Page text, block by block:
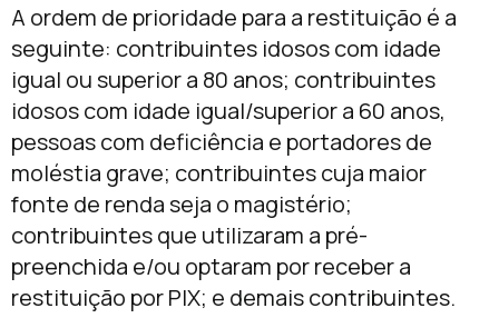
A ordem de prioridade para a restituição é a
seguinte: contribuintes idosos com idade
igual ou superior a 80 anos; contribuintes
idosos com idade igual/superior a 60 anos,
pessoas com deficiência e portadores de
moléstia grave; contribuintes cuja maior
fonte de renda seja o magistério;
contribuintes que utilizaram a pré-
preenchida e/ou optaram por receber a
restituição por PIX; e demais contribuintes.